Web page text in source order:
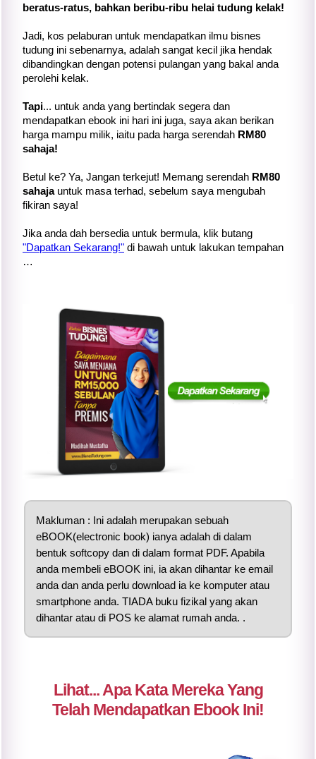
beratus-ratus, bahkan beribu-ribu helai tudung kelak!
Jadi, kos pelaburan untuk mendapatkan ilmu bisnes
tudung ini sebenarnya, adalah sangat kecil jika hendak
dibandingkan dengan potensi pulangan yang bakal anda
perolehi kelak.
Tapi... untuk anda yang bertindak segera dan
mendapatkan ebook ini hari ini juga, saya akan berikan
harga mampu milik, iaitu pada harga serendah RM80
sahaja!
Betul ke? Ya, Jangan terkejut! Memang serendah RM80
sahaja untuk masa terhad, sebelum saya mengubah
fikiran saya!
Jika anda dah bersedia untuk bermula, klik butang
"Dapatkan Sekarang!" di bawah untuk lakukan tempahan
…
Makluman : Ini adalah merupakan sebuah
eBOOK(electronic book) ianya adalah di dalam
bentuk softcopy dan di dalam format PDF. Apabila
anda membeli eBOOK ini, ia akan dihantar ke email
anda dan anda perlu download ia ke komputer atau
smartphone anda. TIADA buku fizikal yang akan
dihantar atau di POS ke alamat rumah anda. .
Lihat... Apa Kata Mereka Yang
Telah Mendapatkan Ebook Ini!